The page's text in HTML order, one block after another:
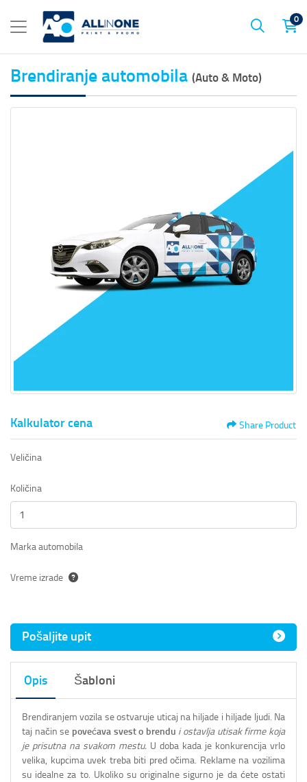
0
Brendiranje automobila (Auto & Moto)
Kalkulator cena Share Product
Veličina
Količina
Marka automobila
Vreme izrade
Pošaljite upit
Opis Šabloni
Brendiranjem vozila se ostvaruje uticaj na hiljade i hiljade ljudi. Na
taj način se povećava svest o brendu i ostavlja utisak firme koja
je prisutna na svakom mestu. U doba kada je konkurencija vrlo
velika, kupcima uvek treba biti pred očima. Reklame na vozilima
su idealne za to. Ukoliko su originalne sigurno je da ćete ostati